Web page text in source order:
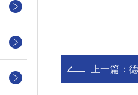
上一篇：